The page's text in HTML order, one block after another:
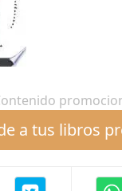
a tus libros